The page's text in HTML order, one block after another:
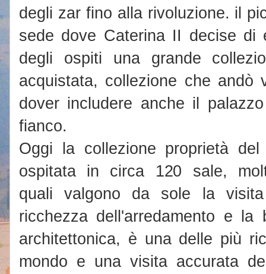
degli zar fino alla rivoluzione. il
sede dove Caterina II decise di
degli ospiti una grande
acquistata, collezione che andò
dover includere anche il
fianco.
Oggi la collezione proprietà del
ospitata in circa 120 sale,
quali valgono da sole la
ricchezza dell'arredamento e la
architettonica, è una delle più
mondo e una visita accurata